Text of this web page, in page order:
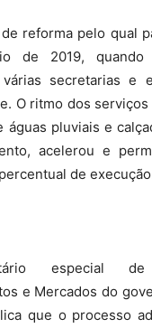
reforma pelo qual
de 2019, quando
secretarias e
O ritmo dos
águas pluviais e
acelerou e
de
especial de
e Mercados do
que o processo